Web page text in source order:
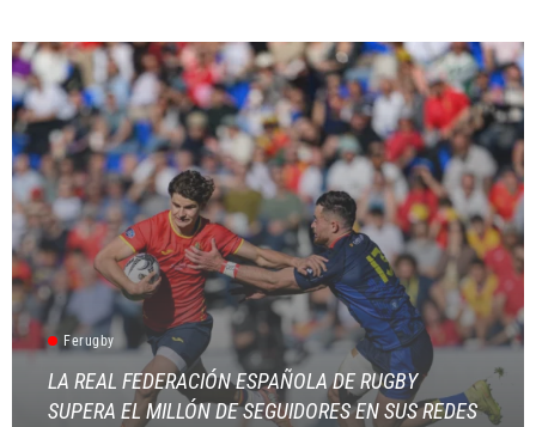
Ferugby
LA REAL FEDERACIÓN ESPAÑOLA DE RUGBY
SUPERA EL MILLÓN DE SEGUIDORES EN SUS REDES